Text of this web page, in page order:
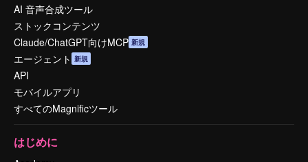
AI 音声合成ツール
ストックコンテンツ
Claude/ChatGPT向けMCP 新規
エージェント 新規
API
モバイルアプリ
すべてのMagnificツール
はじめに